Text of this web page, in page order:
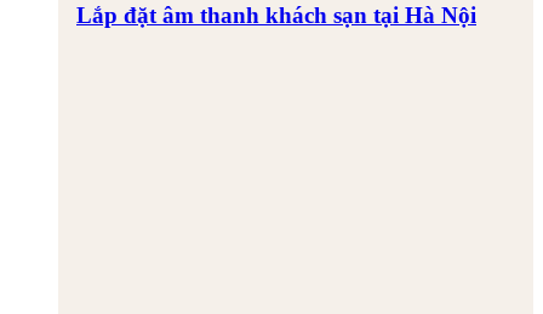
Lắp đặt âm thanh khách sạn tại Hà Nội